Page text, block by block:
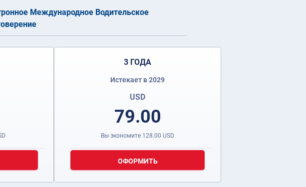
Международное Водительское
3 ГОДА
Истекает в 2029
USD
79.00
Вы экономите 128.00 USD
ОФОРМИТЬ